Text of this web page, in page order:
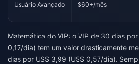
Usuário Avançado $60+/mês
Matemática do VIP: o VIP de 30 dias
0,17/dia) tem um valor drasticamente
dias por US$ 3,99 (US$ 0,57/dia).